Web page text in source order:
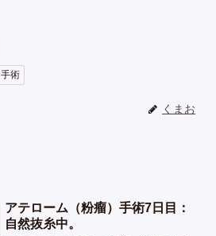
手術
くまお
アテローム（粉瘤）手術7日目：
自然抜糸中。